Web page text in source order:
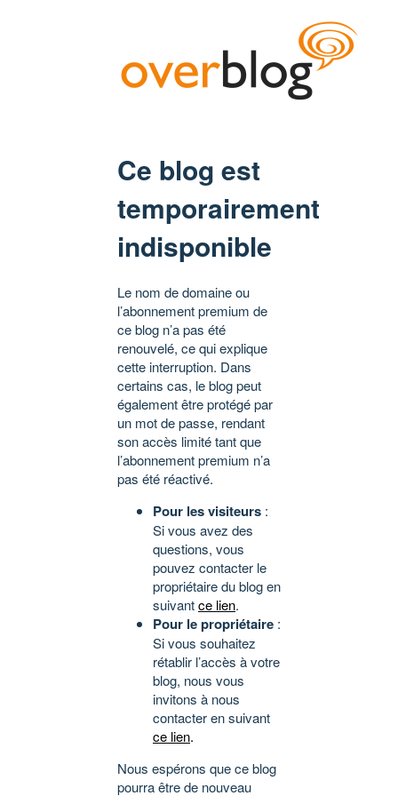
Ce blog est
temporairement
indisponible
Le nom de domaine ou
l’abonnement premium de
ce blog n’a pas été
renouvelé, ce qui explique
cette interruption. Dans
certains cas, le blog peut
également être protégé par
un mot de passe, rendant
son accès limité tant que
l’abonnement premium n’a
pas été réactivé.
Pour les visiteurs :
Si vous avez des
questions, vous
pouvez contacter le
propriétaire du blog en
suivantce lien.
Pour le propriétaire :
Si vous souhaitez
rétablir l’accès à votre
blog, nous vous
invitons à nous
contacter en suivant
ce lien.
Nous espérons que ce blog
pourra être de nouveau